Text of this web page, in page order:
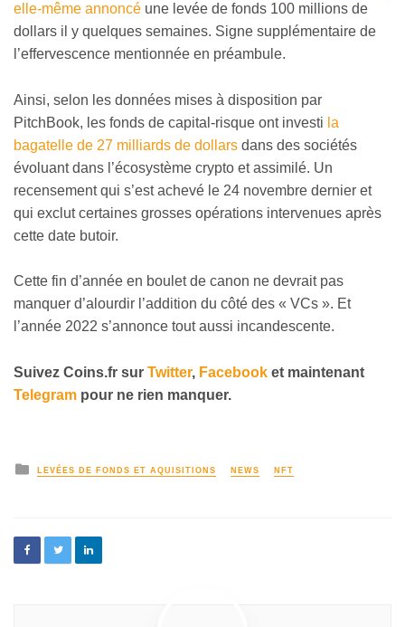
elle-même annoncé une levée de fonds 100 millions de
dollars il y quelques semaines. Signe supplémentaire de
l’effervescence mentionnée en préambule.
Ainsi, selon les données mises à disposition par
PitchBook, les fonds de capital-risque ont investi la
bagatelle de 27 milliards de dollars dans des sociétés
évoluant dans l’écosystème crypto et assimilé. Un
recensement qui s’est achevé le 24 novembre dernier et
qui exclut certaines grosses opérations intervenues après
cette date butoir.
Cette fin d’année en boulet de canon ne devrait pas
manquer d’alourdir l’addition du côté des « VCs ». Et
l’année 2022 s’annonce tout aussi incandescente.
Suivez Coins.fr sur Twitter, Facebook et maintenant
Telegram pour ne rien manquer.
LEVÉES DE FONDS ET AQUISITIONS NEWS NFT